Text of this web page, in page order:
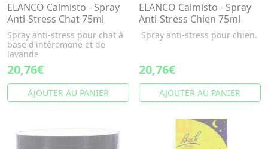
ELANCO Calmisto - Spray
Anti-Stress Chat 75ml
Spray anti-stress pour chat à
base d'intéromone et de
lavande
20,76€
AJOUTER AU PANIER
ELANCO Calmisto - Spray
Anti-Stress Chien 75ml
Spray anti-stress pour chien.
20,76€
AJOUTER AU PANIER